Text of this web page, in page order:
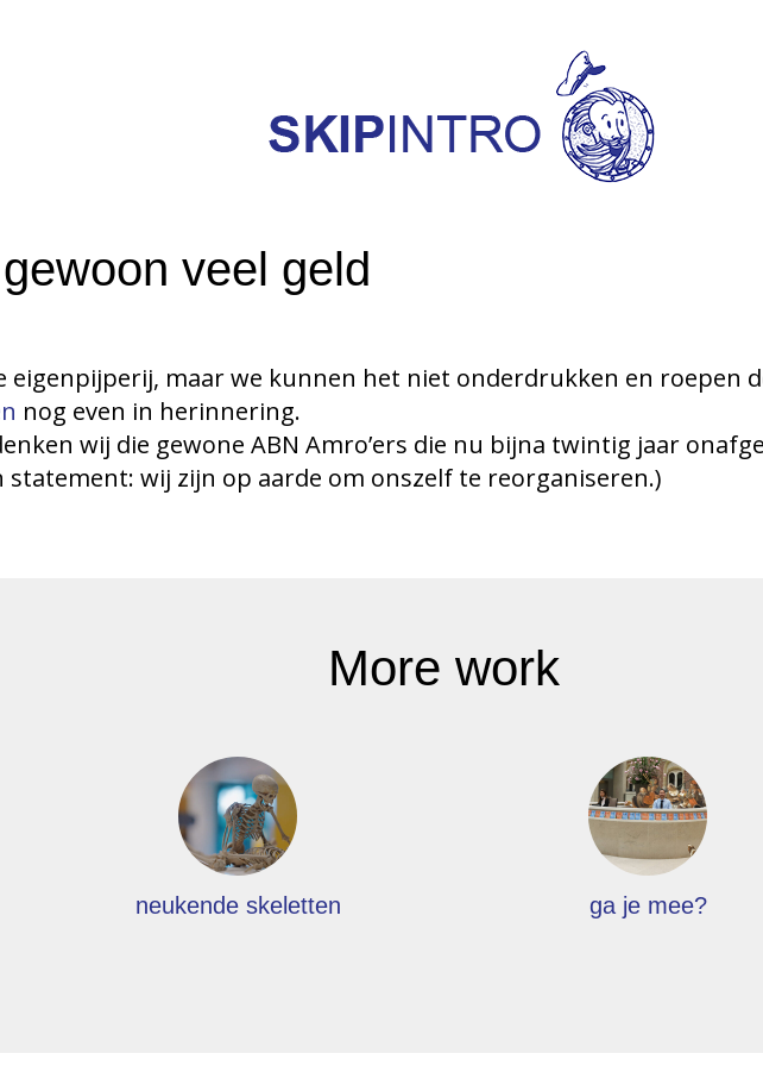
veel geld
eigenpijperij, maar we kunnen het niet onderdrukken en roepen
nog even in herinnering.
wij die gewone ABN Amro’ers die nu bijna twintig jaar
statement: wij zijn op aarde om onszelf te reorganiseren.)
More work
neukende skeletten ga je mee?